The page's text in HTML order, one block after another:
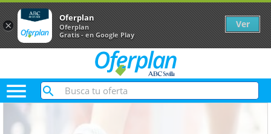

×
Oferplan
Oferplan
Gratis - en Google Play
Ver